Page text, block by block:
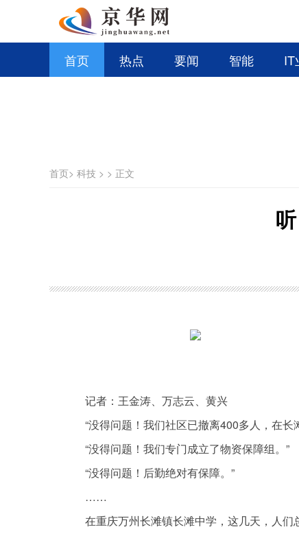
首页 热点 要闻 智能 IT
首页> 科技 > > 正文
记者：王金涛、万志云、黄兴
“没得问题！我们社区已撤离400多人，在长
“没得问题！我们专门成立了物资保障组。”
“没得问题！后勤绝对有保障。”
……
在重庆万州长滩镇长滩中学，这几天，人们